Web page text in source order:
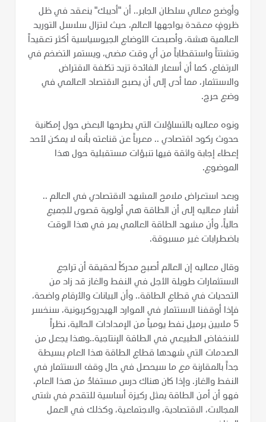
وأوضح معالي سلطان الجابر.. أن "أديبك" ينعقد في ظل
ظروفٍ معقدة يواجهها العالم، حيث لاتزال سلاسل التوريد
العالمية هشة، وأصبحت الأوضاع الجيوسياسية أكثر تعقيداً
وتشتتاً واستقطاباً من أي وقت مضى، ويستمر التضخم في
الارتفاع، كما أن أسعار الفائدة تزيد تكلفة الاقتراض
والاستثمار، مما أدى إلى أن يصبح الاقتصاد العالمي في
وضع حرج.
ونوه معاليه بالتساؤلات التي يطرحها البعض حول إمكانية
حدوث ركود اقتصادي .. معرباً عن قناعته بأنه لا يمكن لأحد
إعطاء إجابة واثقة فيها تنبؤات مستقبلية حول هذا
الموضوع.
وبعد استعراض ملامح المشهد الاقتصادي في العالم ..
أشار معاليه إلى أن الطاقة هي أولوية قصوى للجميع
حالياً، وأن مشهد الطاقة العالمي يمر في هذا الوقت
باضطرابات غير مسبوقة.
وقال معاليه إن العالم أصبح مدركاً لحقيقة أن تراجع
الاستثمارات طويلة الأجل في النفط والغاز قد زاد من
التحديات في قطاع الطاقة.. وأن البيانات والأرقام واضحة،
فإذا أوقفنا الاستثمار في الموارد الهيدروكربونية، سنخسر
5 ملايين برميل نفط يومياً من الإمدادات الحالية، نظراً
للانخفاض الطبيعي في الطاقة الإنتاجية..وهذا يجعل من
الصدمات التي شهدها قطاع الطاقة هذا العام بسيطة
جداً بالمقارنة مع ما سيحصل في حال وقف الاستثمار في
النفط والغاز. وإذا كان هناك درس مستفادٌ من هذا العام،
فهو أن أمن الطاقة يمثل ركيزة أساسية للتقدم في شتى
المجالات، الاقتصادية، والاجتماعية، وكذلك في العمل